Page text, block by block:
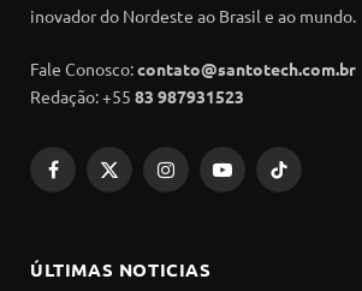
inovador do Nordeste ao Brasil e ao mundo.
Fale Conosco:contato@santotech.com.br
Redação: +55 83 987931523
Facebook
X
InstagramYouTubeTikTok
ÚLTIMAS NOTICIAS